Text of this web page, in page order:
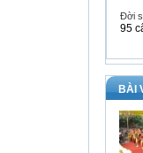
Đời
95
BÀI